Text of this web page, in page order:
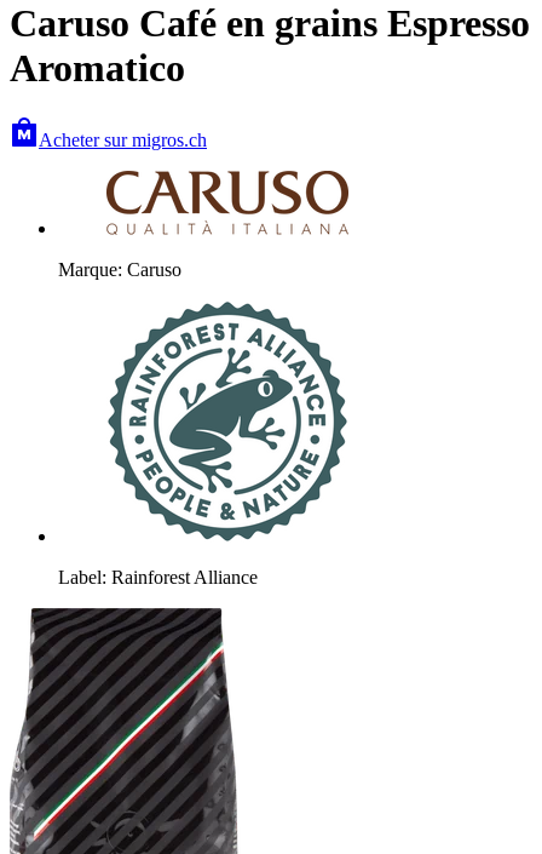
Caruso Café en grains Espresso
Aromatico
Acheter sur migros.ch
Marque: Caruso
Label: Rainforest Alliance